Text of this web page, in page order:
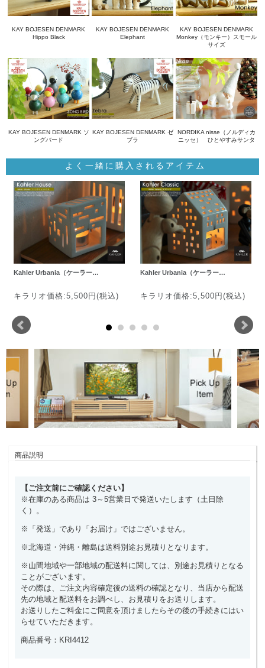
KAY BOJESEN DENMARK
Hippo Black
KAY BOJESEN DENMARK
Elephant
KAY BOJESEN DENMARK
Monkey（モンキー）スモール
サイズ
KAY BOJESEN DENMARK ソ
ングバード
KAY BOJESEN DENMARK ゼ
ブラ
NORDIKA nisse（ノルディカ
ニッセ） ひとやすみサンタ
よく一緒に購入されるアイテム
Kahler Urbania（ケーラー…
キラリオ価格:5,500円(税込)
Kahler Urbania（ケーラー…
キラリオ価格:5,500円(税込)
商品説明
【ご注文前にご確認ください】
※在庫のある商品は 3～5営業日で発送いたします（土日除
く）。
※「発送」であり「お届け」ではございません。
※北海道・沖縄・離島は送料別途お見積りとなります。
※山間地域や一部地域の配送料に関しては、別途お見積りとなる
ことがございます。
その際は、ご注文内容確定後の送料の確認となり、当店から配送
先の地域と配送料をお調べし、お見積りをお送りします。
お送りしたご料金にご同意を頂けましたらその後の手続きにはい
らせていただきます。
商品番号：KRI4412